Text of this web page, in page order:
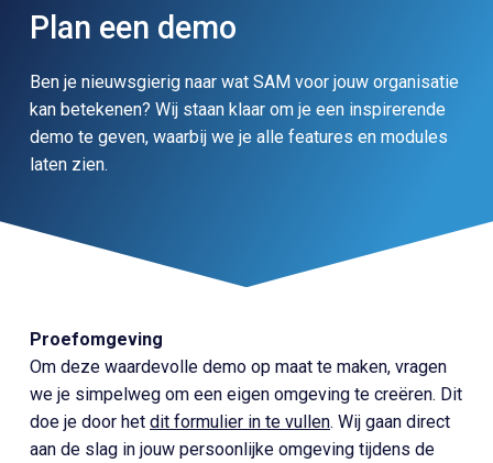
Plan een demo
Ben je nieuwsgierig naar wat SAM voor jouw organisatie
kan betekenen? Wij staan klaar om je een inspirerende
demo te geven, waarbij we je alle features en modules
laten zien.
Proefomgeving
Om deze waardevolle demo op maat te maken, vragen
we je simpelweg om een eigen omgeving te creëren. Dit
doe je door het dit formulier in te vullen. Wij gaan direct
aan de slag in jouw persoonlijke omgeving tijdens de